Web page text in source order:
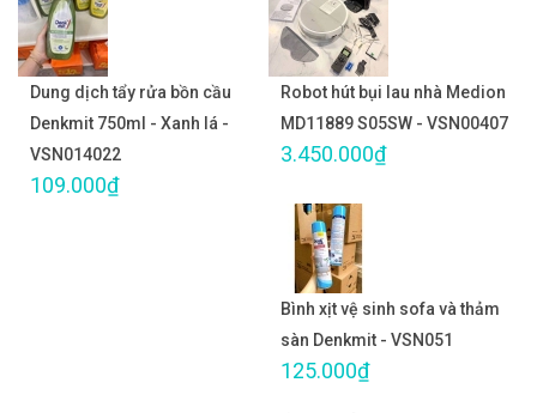
Dung dịch tẩy rửa bồn cầu
Denkmit 750ml - Xanh lá -
VSN014022
109.000₫
Robot hút bụi lau nhà Medion
MD11889 S05SW - VSN00407
3.450.000₫
Bình xịt vệ sinh sofa và thảm
sàn Denkmit - VSN051
125.000₫